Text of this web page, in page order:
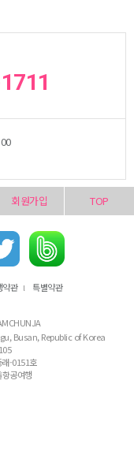
회원가입 TOP
약관 l 특별약관
Busan, Republic of Korea
-0151호
공여행